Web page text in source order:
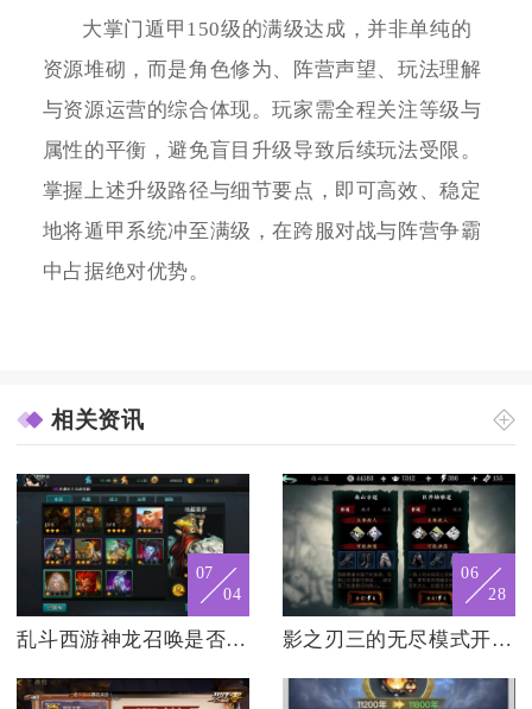
大掌门遁甲150级的满级达成，并非单纯的
资源堆砌，而是角色修为、阵营声望、玩法理解
与资源运营的综合体现。玩家需全程关注等级与
属性的平衡，避免盲目升级导致后续玩法受限。
掌握上述升级路径与细节要点，即可高效、稳定
地将遁甲系统冲至满级，在跨服对战与阵营争霸
中占据绝对优势。
相关资讯
07
04
乱斗西游神龙召唤是否支持离线游戏
06
28
影之刃三的无尽模式开启需要什么条件